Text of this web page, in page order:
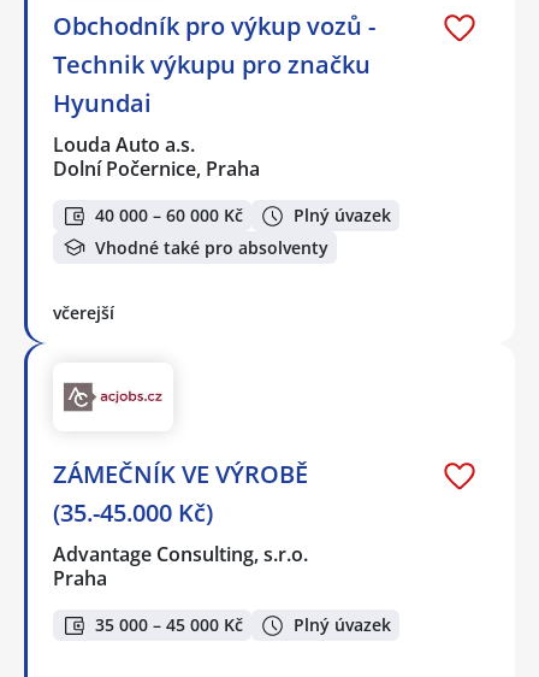
Obchodník pro výkup vozů -
Technik výkupu pro značku
Hyundai
Louda Auto a.s.
Dolní Počernice, Praha
40 000 – 60 000 Kč
Plný úvazek
Vhodné také pro absolventy
včerejší
ZÁMEČNÍK VE VÝROBĚ
(35.-45.000 Kč)
Advantage Consulting, s.r.o.
Praha
35 000 – 45 000 Kč Plný úvazek